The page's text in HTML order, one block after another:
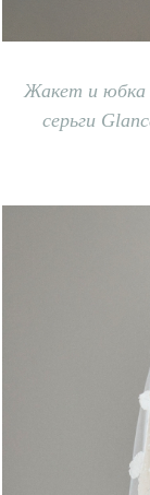
Жакет и юбка
серьги